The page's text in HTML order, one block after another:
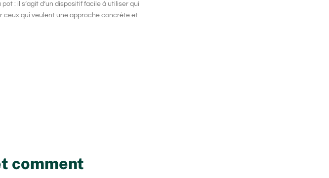
: il s’agit d’un dispositif facile à utiliser qui
ceux qui veulent une approche concrète et
comment